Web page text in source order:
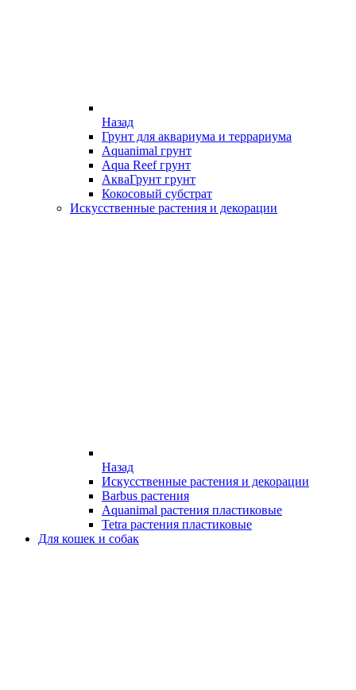
Назад
Грунт для аквариума и террариума
Aquanimal грунт
Aqua Reef грунт
АкваГрунт грунт
Кокосовый субстрат
Искусственные растения и декорации
Назад
Искусственные растения и декорации
Barbus растения
Aquanimal растения пластиковые
Tetra растения пластиковые
Для кошек и собак